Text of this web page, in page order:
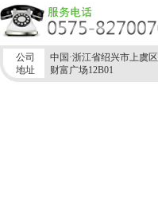
公司
地址
中国·浙江省绍兴市上虞区
财富广场12B01